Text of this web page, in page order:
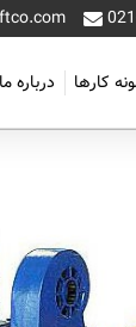
کارها درباره ما